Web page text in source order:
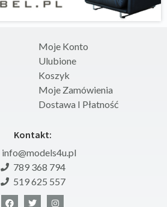
Moje Konto
Ulubione
Koszyk
Moje Zamówienia
Dostawa I Płatność
Kontakt:
info@models4u.pl
789 368 794
519 625 557